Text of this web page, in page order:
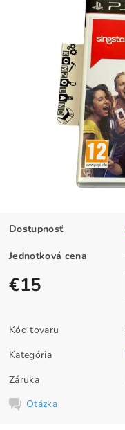
Dostupnosť
Jednotková cena
€15
Kód tovaru
Kategória
Záruka
Otázka